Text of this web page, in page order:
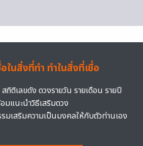
ในสิ่งที่ทำ ทำในสิ่งที่เชื่อ
ถิติเลขดัง ดวงรายวัน รายเดือน รายปี
มแนะนำวิธีเสริมดวง
มเสริมความเป็นมงคลให้กับตัวท่านเอง